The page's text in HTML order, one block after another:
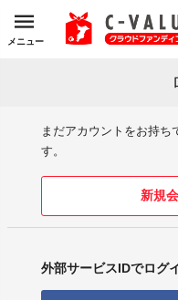
メニュー
まだアカウントをお持ち
す。
新規
外部サービスIDでログ